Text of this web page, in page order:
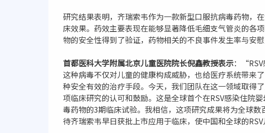
研究结果表明，齐瑞索韦作为一款新型口服抗病毒药物，
床效果。药效主要表现在能够显著降低毛细支气管炎的各
物的安全性得到了验证，药物相关的不良事件发生率与安
首都医科大学附属北京儿童医院院长倪鑫教授表示：“RSV
这种病毒不仅对儿童的健康构成威胁，也给医疗系统带来
种安全有效的治疗手段。今天，我们团队在这一领域取得
项临床研究的认可和鼓励。这是全球首个在RSV感染住院
毒药物的3期临床试验。我相信，这项研究成果将为全球
待齐瑞索韦早日获批上市应用于临床，使中国和全球的